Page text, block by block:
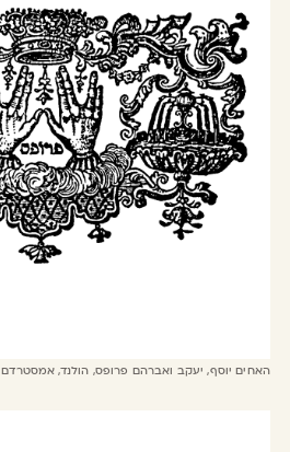
האחים יוסף, יעקב ואברהם פרופס, הולנד, אמסטרדם 1739-1773